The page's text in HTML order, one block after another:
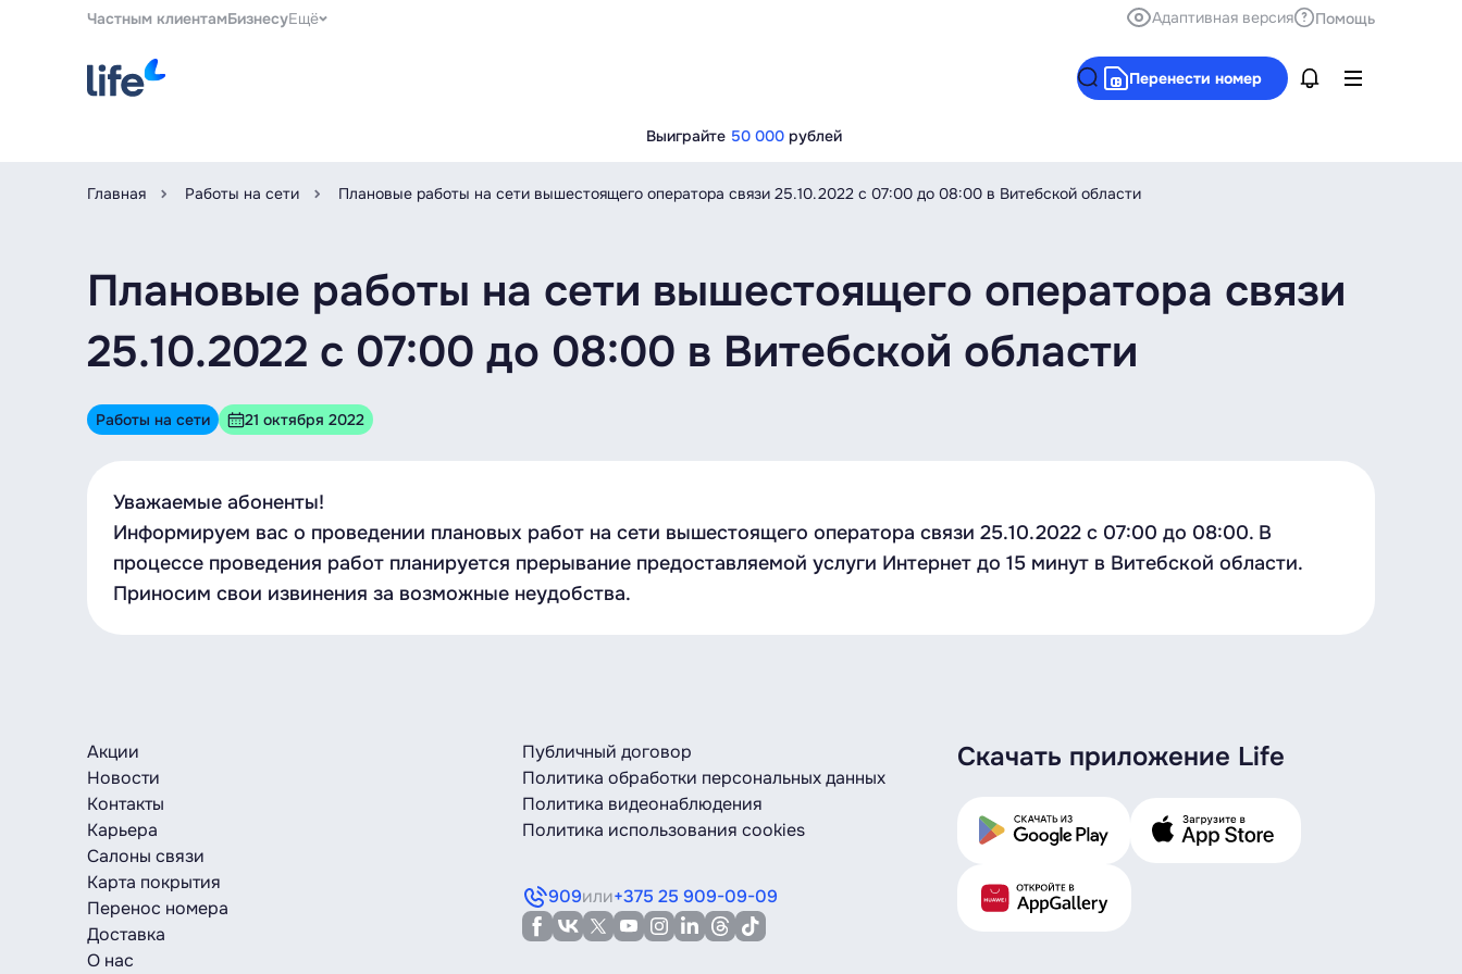
Частным клиентамБизнесуЕщё Адаптивная версия Помощь
Перенести номер
Выиграйте 50 000 рублей
Главная Работы на сети Плановые работы на сети вышестоящего оператора связи 25.10.2022 c 07:00 до 08:00 в Витебской области
Плановые работы на сети вышестоящего оператора связи
25.10.2022 c 07:00 до 08:00 в Витебской области
Работы на сети 21 октября 2022
Уважаемые абоненты!
Информируем вас о проведении плановых работ на сети вышестоящего оператора связи 25.10.2022 c 07:00 до 08:00. В
процессе проведения работ планируется прерывание предоставляемой услуги Интернет до 15 минут в Витебской области.
Приносим свои извинения за возможные неудобства.
Акции
Новости
Контакты
Карьера
Салоны связи
Карта покрытия
Перенос номера
Доставка
О нас
Публичный договор
Политика обработки персональных данных
Политика видеонаблюдения
Политика использования cookies
909или+375 25 909-09-09
Скачать приложение Life